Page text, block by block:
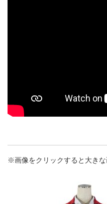
※画像をクリックすると大きな